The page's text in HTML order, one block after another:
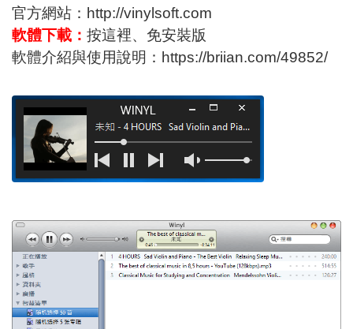
官方網站： http://vinylsoft.com
軟體下載： 按這裡、 免安裝版
軟體介紹與使用說明： https://briian.com/49852/